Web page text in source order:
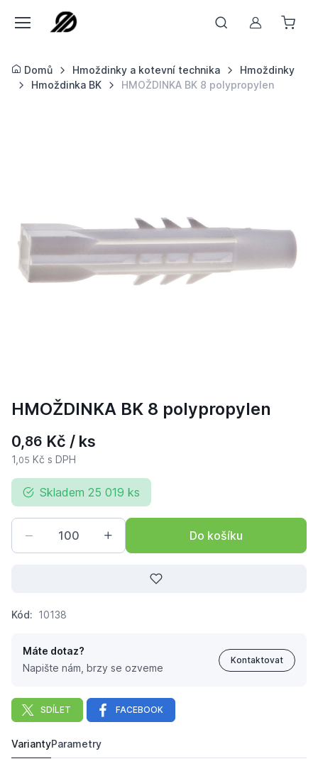
Můj účet
Domů Hmoždinky a kotevní technika
Hmoždinky
Hmoždinka BK
HMOŽDINKA BK 8 polypropylen
HMOŽDINKA BK 8 polypropylen
0,86 Kč / ks
1, 05 Kč s DPH
Skladem 25 019 ks
Do košíku
Kód: 10138
Máte dotaz?
Napište nám, brzy se ozveme
Kontaktovat
SDÍLET FACEBOOK
HMOŽDINKA BK 8 polypropylen
0, Kč
VariantyParametry